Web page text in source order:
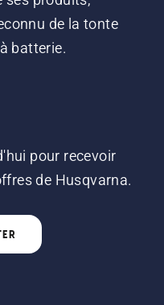
de la tonte
batterie.
pour recevoir
de Husqvarna.